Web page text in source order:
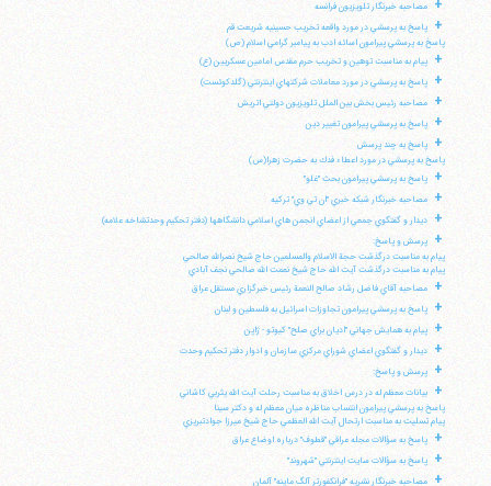
+ مصاحبه خبرنگار تلويزيون فرانسه
+
پاسخ به پرسشي در مورد واقعه تخريب حسينيه شريعت قم
پاسخ به پرسشي پيرامون اسائه ادب به پيامبر گرامي اسلام (ص)
+ پيام به مناسبت توهين و تخريب حرم مقدس امامين عسكريين (ع)
+ پاسخ به پرسشي در مورد معاملات شركتهاي اينترنتي (گلدكوئست)
+ مصاحبه رئيس بخش بين الملل تلويزيون دولتي اتريش
+ پاسخ به پرسشي پيرامون تغيير دين
+
پاسخ به چند پرسش
پاسخ به پرسشي در مورد اعطاء فدك به حضرت زهرا(س)
+ پاسخ به پرسشي پيرامون بحث "غلو"
+ مصاحبه خبرنگار شبكه خبري "ان تي وي" تركيه
+ ديدار و گفتگوي جمعي از اعضاي انجمن هاي اسلامي دانشگاهها (دفتر تحكيم وحدتشاخه علامه)
+
پرسش و پاسخ:
پيام به مناسبت درگذشت حجة الاسلام والمسلمين حاج شيخ نصرالله صالحي
پيام به مناسبت درگذشت آيت الله حاج شيخ نعمت الله صالحي نجف آبادي
+ مصاحبه آقاي فاضل رشاد صالح النعمة رئيس خبرگزاري مستقل عراق
+ پاسخ به پرسشي پيرامون تجاوزات اسرائيل به فلسطين و لبنان
+ پيام به همايش جهاني "اديان براي صلح" كيوتو - ژاپن
+ ديدار و گفتگوي اعضاي شوراي مركزي سازمان و ادوار دفتر تحكيم وحدت
+ پرسش و پاسخ:
+
بيانات معظم له در درس اخلاق به مناسبت رحلت آيت الله يثربي كاشاني
پاسخ به پرسشي پيرامون انتساب مناظره ميان معظم له و دكتر سينا
پيام تسليت به مناسبت ارتحال آيت الله العظمي حاج شيخ ميرزا جوادتبريزي
+ پاسخ به سؤالات مجله عراقي "قطوف" درباره اوضاع عراق
+ پاسخ به سؤالات سايت اينترنتي "شهروند"
+ مصاحبه خبرنگار نشريه "فرانكفورتر آلگ ماينه" آلمان